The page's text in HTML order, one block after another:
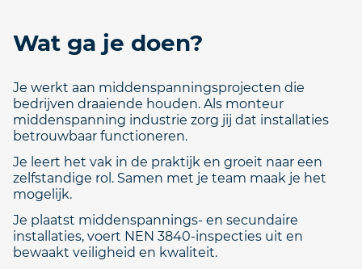
Wat ga je doen?
Je werkt aan middenspanningsprojecten die
bedrijven draaiende houden. Als monteur
middenspanning industrie zorg jij dat installaties
betrouwbaar functioneren.
Je leert het vak in de praktijk en groeit naar een
zelfstandige rol. Samen met je team maak je het
mogelijk.
Je plaatst middenspannings- en secundaire
installaties, voert NEN 3840-inspecties uit en
bewaakt veiligheid en kwaliteit.